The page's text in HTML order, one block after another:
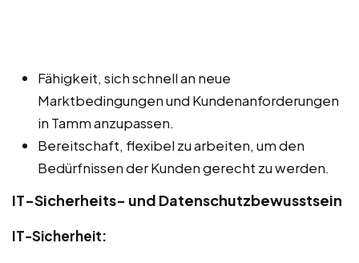
Fähigkeit, sich schnell an neue
Marktbedingungen und Kundenanforderungen
in Tamm anzupassen.
Bereitschaft, flexibel zu arbeiten, um den
Bedürfnissen der Kunden gerecht zu werden.
IT-Sicherheits- und Datenschutzbewusstsein
IT-Sicherheit: